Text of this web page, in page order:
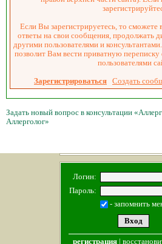
Если Вы зарегистрируетесь, то сможете
ответы на свои сообщения, продолжать
другими пользователями и
позволит Вам вести приватную переписку
пользователями
Зарегистрироваться Создать
Задать новый вопрос в консультации
Аллерголог»
Логин:
Пароль:
- запомнить
регистрация|